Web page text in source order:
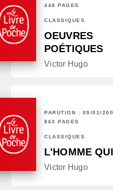
448 PAGES
CLASSIQUES
OEUVRES
POÉTIQUES
Victor Hugo
PARUTION : 09/01/
863 PAGES
CLASSIQUES
L'HOMME
Victor Hugo